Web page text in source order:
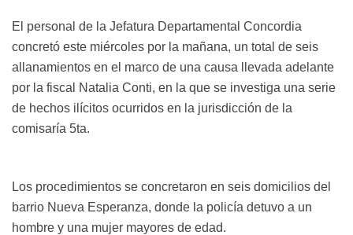
El personal de la Jefatura Departamental Concordia
concretó este miércoles por la mañana, un total de seis
allanamientos en el marco de una causa llevada adelante
por la fiscal Natalia Conti, en la que se investiga una serie
de hechos ilícitos ocurridos en la jurisdicción de la
comisaría 5ta.
Los procedimientos se concretaron en seis domicilios del
barrio Nueva Esperanza, donde la policía detuvo a un
hombre y una mujer mayores de edad.